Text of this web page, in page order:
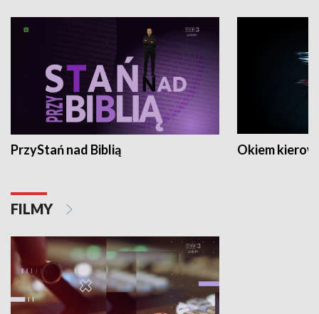
PrzyStań nad Biblią Okiem
FILMY